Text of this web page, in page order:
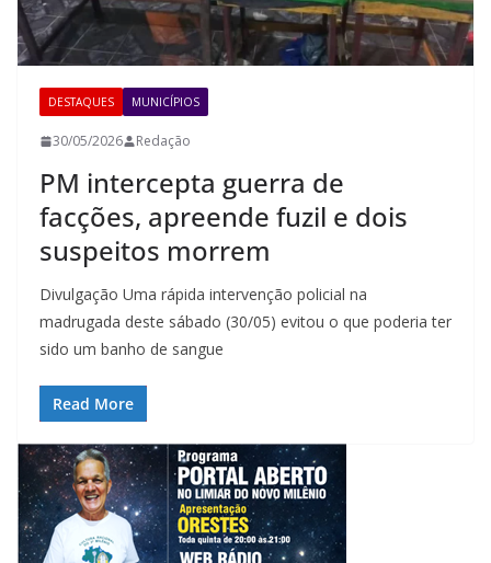
DESTAQUES MUNICÍPIOS
30/05/2026 Redação
PM intercepta guerra de
facções, apreende fuzil e dois
suspeitos morrem
Divulgação Uma rápida intervenção policial na
madrugada deste sábado (30/05) evitou o que poderia ter
sido um banho de sangue
Read More